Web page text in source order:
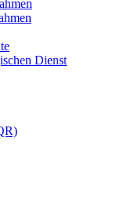
Dienst